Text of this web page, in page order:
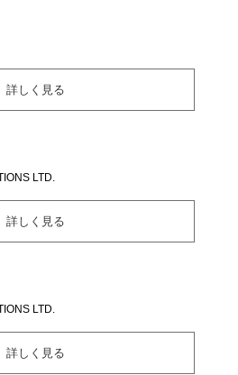
詳しく見る
LTD.
詳しく見る
LTD.
詳しく見る